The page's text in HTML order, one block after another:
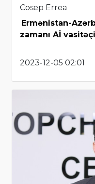
Cosep Errea
Ermənistan-
zamanı Aİ
2023-12-05 02:01